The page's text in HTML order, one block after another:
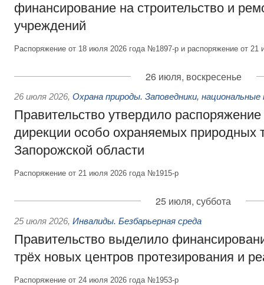
финансирование на строительство и
учреждений
Распоряжение от 18 июля 2026 года №1897-р и распоряжение от
26 июля, воскресенье
26 июля 2026, Охрана природы. Заповедники, национальные
Правительство утвердило
дирекции особо охраняемых природных
Запорожской области
Распоряжение от 21 июля 2026 года №1915-р
25 июля, суббота
25 июля 2026, Инвалиды. Безбарьерная среда
Правительство выделило
трёх новых центров протезирования и
Распоряжение от 24 июля 2026 года №1953-р